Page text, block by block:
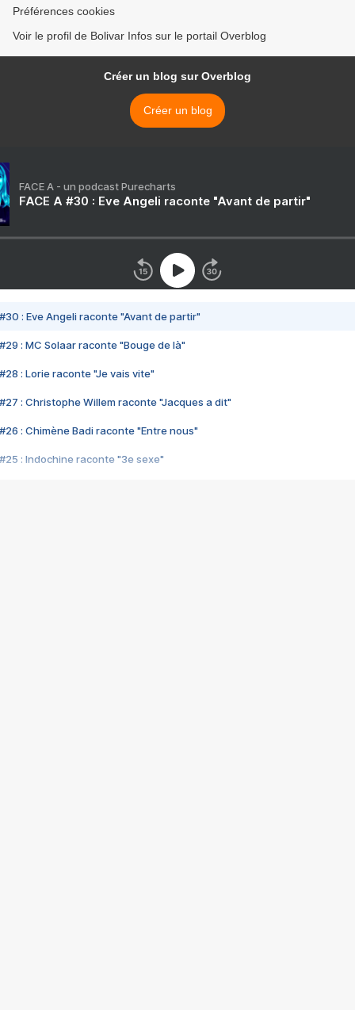
Préférences cookies
Voir le profil de Bolivar Infos sur le portail Overblog
Créer un blog sur Overblog
Créer un blog
FACE A - un podcast Purecharts
FACE A #30 : Eve Angeli raconte "Avant de partir"
#30 : Eve Angeli raconte "Avant de partir"
#29 : MC Solaar raconte "Bouge de là"
#28 : Lorie raconte "Je vais vite"
#27 : Christophe Willem raconte "Jacques a dit"
#26 : Chimène Badi raconte "Entre nous"
#25 : Indochine raconte "3e sexe"